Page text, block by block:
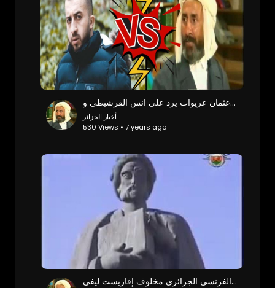
عثمان عريوات يرد على انس الفرشيطي و (Var) هو اللي راح يحكم
أخبار الجزائر
530 Views • 7 years ago
تحريف مقدمة ابن خلدون من اليهودي الفرنسي الجزائري مخلوف إفاريست ليفي ( Makhlóuf Evariste Levi )